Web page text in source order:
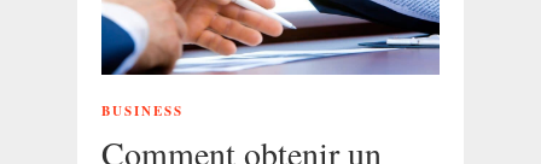
BUSINESS
Comment obtenir un